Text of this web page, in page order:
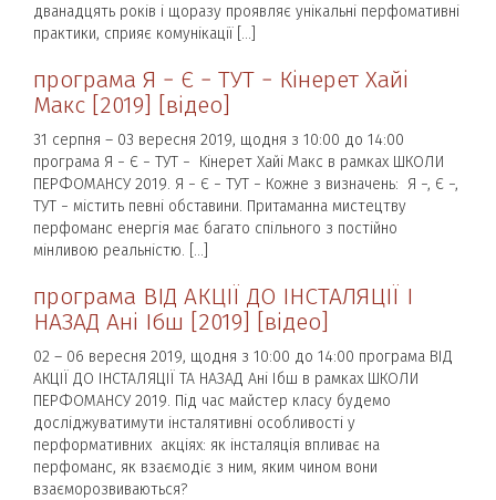
дванадцять років і щоразу проявляє унікальні перфомативні
практики, сприяє комунікації […]
програма Я − Є − ТУТ − Кінерет Хайі
Макс [2019] [відео]
31 серпня – 03 вересня 2019, щодня з 10:00 до 14:00
програма Я − Є − ТУТ − Кінерет Хайі Макс в рамках ШКОЛИ
ПЕРФОМАНСУ 2019. Я − Є − ТУТ − Кожне з визначень: Я −, Є −,
ТУТ − містить певні обставини. Притаманна мистецтву
перфоманс енергія має багато спільного з постійно
мінливою реальністю. […]
програма ВІД АКЦІЇ ДО ІНСТАЛЯЦІЇ І
НАЗАД Ані Ібш [2019] [відео]
02 – 06 вересня 2019, щодня з 10:00 до 14:00 програма ВІД
АКЦІЇ ДО ІНСТАЛЯЦІЇ ТА НАЗАД Ані Ібш в рамках ШКОЛИ
ПЕРФОМАНСУ 2019. Під час майстер класу будемо
досліджуватимути інсталятивні особливості у
перформативних акціях: як інсталяція впливає на
перфоманс, як взаємодіє з ним, яким чином вони
взаєморозвиваються?